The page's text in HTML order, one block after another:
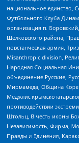
национальное единство,
Футбольного Клуба
организация п.
Щелковского района,
повстанческая армия,
Misanthropic division,
Народная Социальная
объединение Русские,
Мирмамеда, Община
Меджлис
противодействии
Штольц, В честь иконы
Независимость, Фирма,
Правды и Единения,